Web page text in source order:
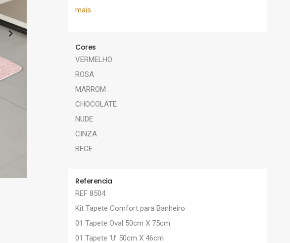
mais
Cores
VERMELHO
ROSA
MARROM
CHOCOLATE
NUDE
CINZA
BEGE
Referencia
REF 8504
Kit Tapete Comfort para Banheiro
01 Tapete Oval 50cm X 75cm
01 Tapete ‘U’ 50cm X 46cm